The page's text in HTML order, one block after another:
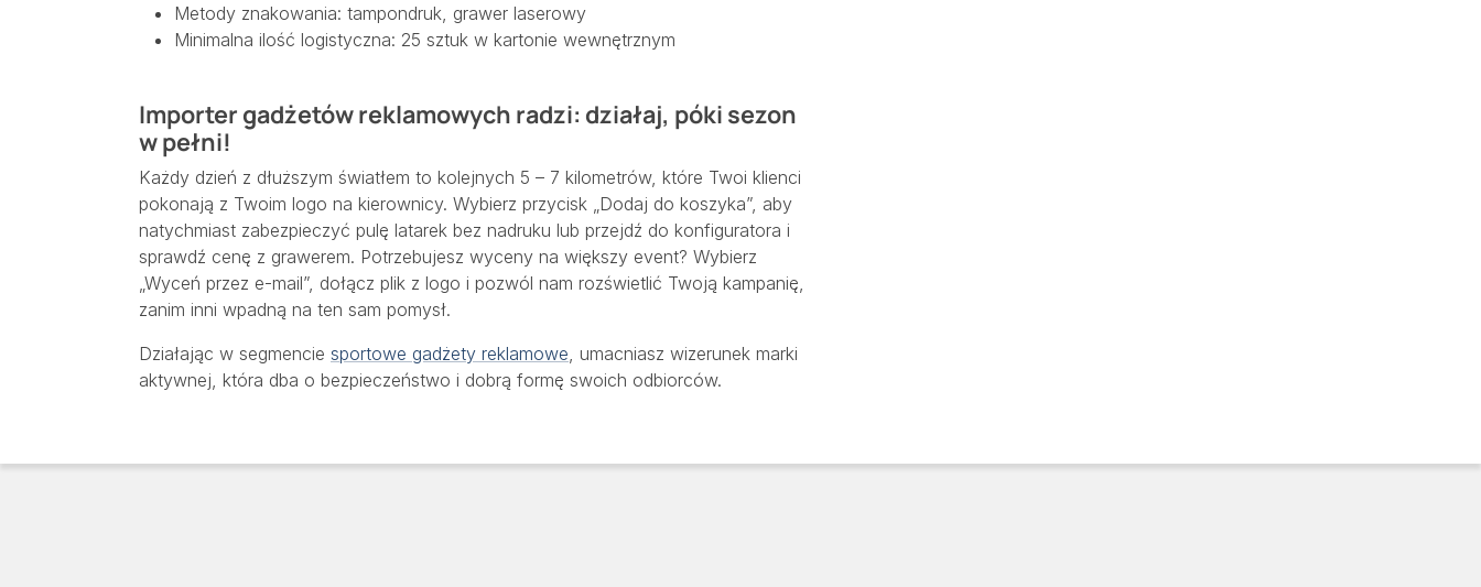
Metody znakowania: tampondruk, grawer laserowy
Minimalna ilość logistyczna: 25 sztuk w kartonie wewnętrznym
Importer gadżetów reklamowych radzi: działaj, póki sezon
w pełni!
Każdy dzień z dłuższym światłem to kolejnych 5 – 7 kilometrów, które Twoi klienci
pokonają z Twoim logo na kierownicy. Wybierz przycisk „Dodaj do koszyka”, aby
natychmiast zabezpieczyć pulę latarek bez nadruku lub przejdź do konfiguratora i
sprawdź cenę z grawerem. Potrzebujesz wyceny na większy event? Wybierz
„Wyceń przez e-mail”, dołącz plik z logo i pozwól nam rozświetlić Twoją kampanię,
zanim inni wpadną na ten sam pomysł.
Działając w segmencie sportowe gadżety reklamowe , umacniasz wizerunek marki
aktywnej, która dba o bezpieczeństwo i dobrą formę swoich odbiorców.